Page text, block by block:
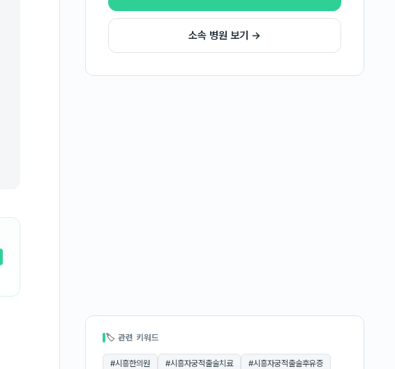
소속 병원 보기 →
🏷 관련 키워드
#시흥한의원 #시흥자궁적출술치료 #시흥자궁적출술후유증